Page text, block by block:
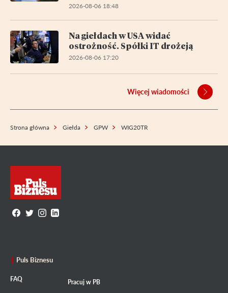
2026-08-06 18:48
Na giełdach w USA widać
ostrożność. Spółki IT drożeją
2026-08-06 17:20
Więcej wiadomości
Strona główna Giełda GPW WIG20TR
Puls Biznesu
FAQ Pracuj w PB